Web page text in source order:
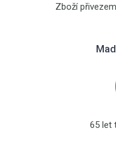
Zboží
65 let